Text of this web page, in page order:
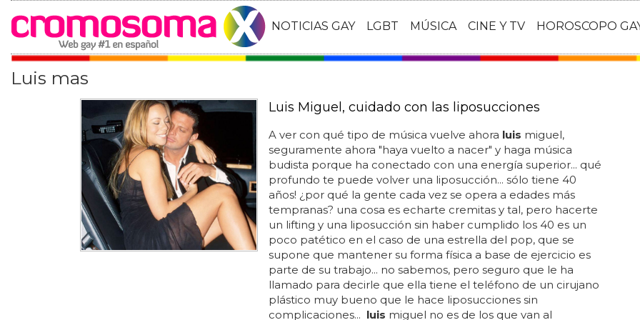
NOTICIAS GAY LGBT MÚSICA CINE Y TV HOROSCOPO
Luis mas
Luis Miguel, cuidado con las liposucciones
A ver con qué tipo de música vuelve ahora luis miguel,
seguramente ahora "haya vuelto a nacer" y haga música
budista porque ha conectado con una energía superior... qué
profundo te puede volver una liposucción... sólo tiene 40
años! ¿por qué la gente cada vez se opera a edades más
tempranas? una cosa es echarte cremitas y tal, pero hacerte
un lifting y una liposucción sin haber cumplido los 40 es un
poco patético en el caso de una estrella del pop, que se
supone que mantener su forma física a base de ejercicio es
parte de su trabajo... no sabemos, pero seguro que le ha
llamado para decirle que ella tiene el teléfono de un cirujano
plástico muy bueno que le hace liposucciones sin
complicaciones... luis miguel no es de los que van al